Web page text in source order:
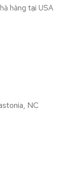
hàng tại USA
NC